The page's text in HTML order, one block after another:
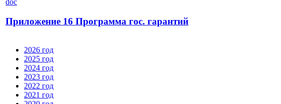
Приложение 16 Программа гос. гарантий
2026 год
2025 год
2024 год
2023 год
2022 год
2021 год